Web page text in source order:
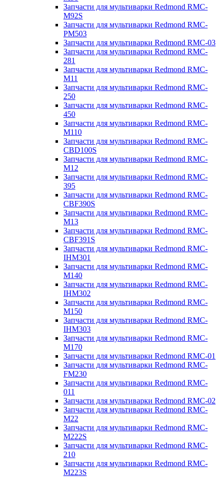
Запчасти для мультиварки Redmond RMC-
M92S
Запчасти для мультиварки Redmond RMC-
PM503
Запчасти для мультиварки Redmond RMC-03
Запчасти для мультиварки Redmond RMC-
281
Запчасти для мультиварки Redmond RMC-
M11
Запчасти для мультиварки Redmond RMC-
250
Запчасти для мультиварки Redmond RMC-
450
Запчасти для мультиварки Redmond RMC-
M110
Запчасти для мультиварки Redmond RMC-
CBD100S
Запчасти для мультиварки Redmond RMC-
M12
Запчасти для мультиварки Redmond RMC-
395
Запчасти для мультиварки Redmond RMC-
CBF390S
Запчасти для мультиварки Redmond RMC-
M13
Запчасти для мультиварки Redmond RMC-
CBF391S
Запчасти для мультиварки Redmond RMC-
IHM301
Запчасти для мультиварки Redmond RMC-
M140
Запчасти для мультиварки Redmond RMC-
IHM302
Запчасти для мультиварки Redmond RMC-
M150
Запчасти для мультиварки Redmond RMC-
IHM303
Запчасти для мультиварки Redmond RMC-
M170
Запчасти для мультиварки Redmond RMC-01
Запчасти для мультиварки Redmond RMC-
FM230
Запчасти для мультиварки Redmond RMC-
011
Запчасти для мультиварки Redmond RMC-02
Запчасти для мультиварки Redmond RMC-
M22
Запчасти для мультиварки Redmond RMC-
M222S
Запчасти для мультиварки Redmond RMC-
210
Запчасти для мультиварки Redmond RMC-
M223S